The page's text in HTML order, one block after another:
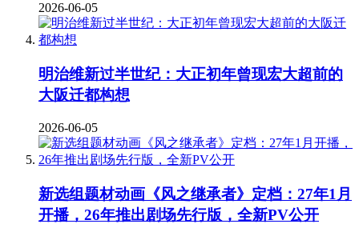
2026-06-05
明治维新过半世纪：大正初年曾现宏大超前的
大阪迁都构想
2026-06-05
新选组题材动画《风之继承者》定档：27年1月
开播，26年推出剧场先行版，全新PV公开